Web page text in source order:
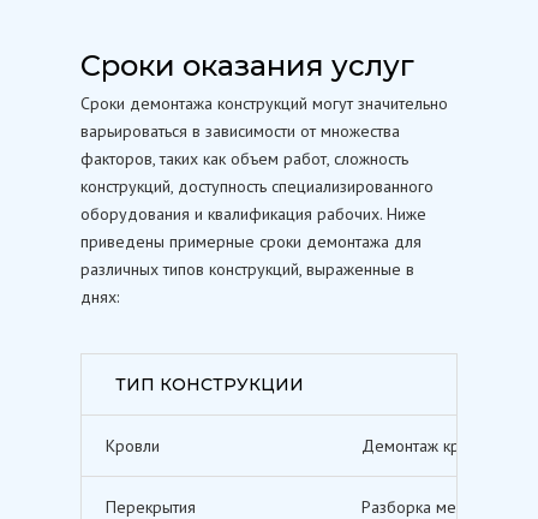
Сроки оказания услуг
Сроки демонтажа конструкций могут значительно
варьироваться в зависимости от множества
факторов, таких как объем работ, сложность
конструкций, доступность специализированного
оборудования и квалификация рабочих. Ниже
приведены примерные сроки демонтажа для
различных типов конструкций, выраженные в
днях:
ТИП КОНСТРУКЦИИ
Кровли Демонтаж кровельных
Перекрытия Разборка межэтажных